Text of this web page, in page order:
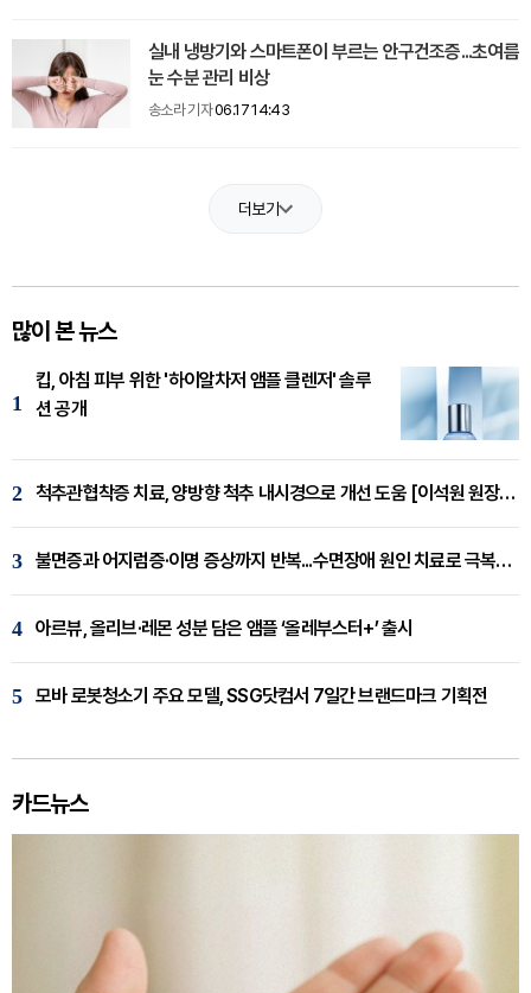
실내 냉방기와 스마트폰이 부르는 안구건조증...초여름
눈 수분 관리 비상
송소라 기자06.17 14:43
더보기
많이 본 뉴스
1
킵, 아침 피부 위한 '하이알차저 앰플 클렌저' 솔루
션 공개
2 척추관협착증 치료, 양방향 척추 내시경으로 개선 도움 [이석원 원장 칼럼]
3 불면증과 어지럼증·이명 증상까지 반복...수면장애 원인 치료로 극복해야
4 아르뷰, 올리브·레몬 성분 담은 앰플 ‘올레부스터+’ 출시
5 모바 로봇청소기 주요 모델, SSG닷컴서 7일간 브랜드마크 기획전
카드뉴스